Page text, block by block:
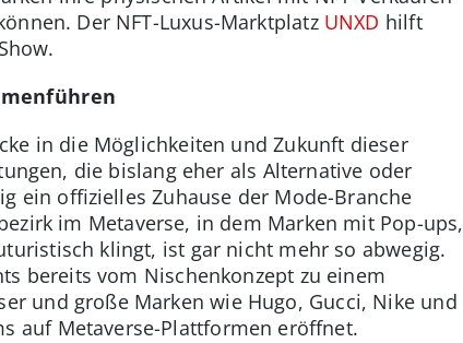
Der NFT-Luxus-Marktplatz UNXD hilft
in die Möglichkeiten und Zukunft dieser
die bislang eher als Alternative oder
ein offizielles Zuhause der Mode-Branche
im Metaverse, in dem Marken mit Pop-ups,
klingt, ist gar nicht mehr so abwegig.
bereits vom Nischenkonzept zu einem
und große Marken wie Hugo, Gucci, Nike und
auf Metaverse-Plattformen eröffnet.